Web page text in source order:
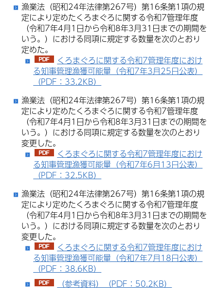
漁業法（昭和24年法律第267号）第16条第1項の規
定により定めたくろまぐろに関する令和7管理年度
（令和7年4月1日から令和8年3月31日までの期間を
いう。）における同項に規定する数量を次のとおり
定めた。
くろまぐろに関する令和7管理年度におけ
る知事管理漁獲可能量（令和7年3月25日公表）
（PDF：33.2KB）
漁業法（昭和24年法律第267号）第16条第1項の規
定により定めたくろまぐろに関する令和7管理年度
（令和7年4月1日から令和8年3月31日までの期間を
いう。）における同項に規定する数量を次のとおり
変更した。
くろまぐろに関する令和7管理年度におけ
る知事管理漁獲可能量（令和7年6月13日公表）
（PDF：32.5KB）
漁業法（昭和24年法律第267号）第16条第1項の規
定により定めたくろまぐろに関する令和7管理年度
（令和7年4月1日から令和8年3月31日までの期間を
いう。）における同項に規定する数量を次のとおり
変更した。
くろまぐろに関する令和7管理年度におけ
る知事管理漁獲可能量（令和7年7月18日公表）
（PDF：38.6KB）
（参考資料）（PDF：50.2KB）